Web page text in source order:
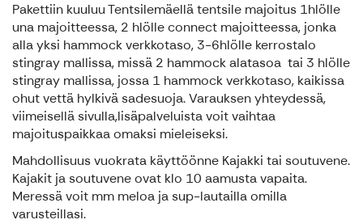
Pakettiin kuuluu Tentsilemäellä tentsile majoitus 1hlölle
una majoitteessa, 2 hlölle connect majoitteessa, jonka
alla yksi hammock verkkotaso, 3-6hlölle kerrostalo
stingray mallissa, missä 2 hammock alatasoa tai 3 hlölle
stingray mallissa, jossa 1 hammock verkkotaso, kaikissa
ohut vettä hylkivä sadesuoja. Varauksen yhteydessä,
viimeisellä sivulla,lisäpalveluista voit vaihtaa
majoituspaikkaa omaksi mieleiseksi.
Mahdollisuus vuokrata käyttöönne Kajakki tai soutuvene.
Kajakit ja soutuvene ovat klo 10 aamusta vapaita.
Meressä voit mm meloa ja sup-lautailla omilla
varusteillasi.